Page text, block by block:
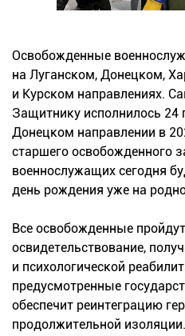
Освобожденные
на Луганском, Донецком,
и Курском направлениях.
Защитнику исполнилось 24
Донецком направлении в
старшего освобожденного
военнослужащих сегодня
день рождения уже на
Все освобожденные
освидетельствование,
и психологической
предусмотренные
обеспечит реинтеграцию
продолжительной изоляции.